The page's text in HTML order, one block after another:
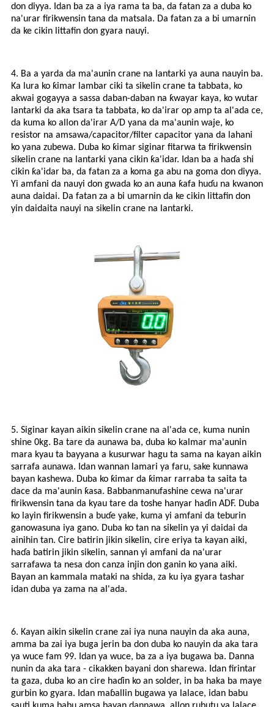
don diyya. Idan ba za a iya rama ta ba, da fatan za a duba ko
na'urar firikwensin tana da matsala. Da fatan za a bi umarnin
da ke cikin littafin don gyara nauyi.
4. Ba a yarda da ma'aunin crane na lantarki ya auna nauyin ba.
Ka lura ko ƙimar lambar ciki ta sikelin crane ta tabbata, ko
akwai gogayya a sassa daban-daban na ƙwayar kaya, ko wutar
lantarki da aka tsara ta tabbata, ko da'irar op amp ta al'ada ce,
da kuma ko allon da'irar A/D yana da ma'aunin waje, ko
resistor na amsawa/capacitor/filter capacitor yana da lahani
ko yana zubewa. Duba ko ƙimar siginar fitarwa ta firikwensin
sikelin crane na lantarki yana cikin ƙa'idar. Idan ba a haɗa shi
cikin ƙa'idar ba, da fatan za a koma ga abu na goma don diyya.
Yi amfani da nauyi don gwada ko an auna ƙafa huɗu na kwanon
auna daidai. Da fatan za a bi umarnin da ke cikin littafin don
yin daidaita nauyi na sikelin crane na lantarki.
5. Siginar kayan aikin sikelin crane na al'ada ce, kuma nunin
shine 0kg. Ba tare da aunawa ba, duba ko kalmar ma'aunin
mara kyau ta bayyana a kusurwar hagu ta sama na kayan aikin
sarrafa aunawa. Idan wannan lamari ya faru, sake kunnawa
bayan kashewa. Duba ko ƙimar da ƙimar rarraba ta saita ta
dace da ma'aunin ƙasa. Babbanmanufashine cewa na'urar
firikwensin tana da kyau tare da toshe hanyar haɗin ADF. Duba
ko layin firikwensin a buɗe yake, kuma yi amfani da teburin
ganowasuna iya gano. Duba ko tan na sikelin ya yi daidai da
ainihin tan. Cire batirin jikin sikelin, cire eriya ta kayan aiki,
haɗa batirin jikin sikelin, sannan yi amfani da na'urar
sarrafawa ta nesa don canza injin don ganin ko yana aiki.
Bayan an kammala mataki na shida, za ku iya gyara tashar
idan duba ya zama na al'ada.
6. Kayan aikin sikelin crane zai iya nuna nauyin da aka auna,
amma ba zai iya buga jerin ba don duba ko nauyin da aka tara
ya wuce fam 99. Idan ya wuce, ba za a iya bugawa ba. Danna
nunin da aka tara - cikakken bayani don sharewa. Idan firintar
ta gaza, duba ko an cire haɗin ko an solder, in ba haka ba maye
gurbin ko gyara. Idan maɓallin bugawa ya lalace, idan babu